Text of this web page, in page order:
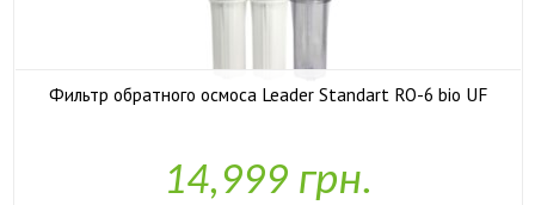
Фильтр обратного осмоса Leader Standart RO-6 bio UF
14,999 грн.